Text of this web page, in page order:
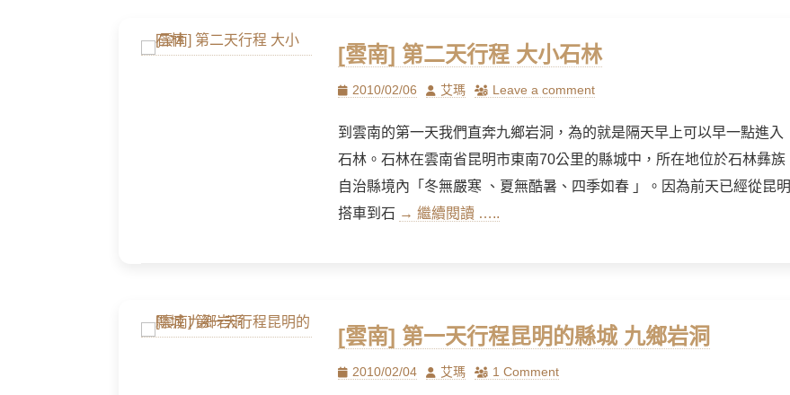
[雲南] 第二天行程 大小石林
Posted
2010/02/06 Author
艾瑪 Leave a comment
到雲南的第一天我們直奔九鄉岩洞，為的就是隔天早上可以早一點進入
石林。石林在雲南省昆明市東南70公里的縣城中，所在地位於石林彝族
自治縣境內「冬無嚴寒 、夏無酷暑、四季如春 」。因為前天已經從昆明
搭車到石 → 繼續閱讀 …..
[雲南] 第一天行程昆明的縣城 九鄉岩洞
Posted
2010/02/04 Author
艾瑪 1 Comment